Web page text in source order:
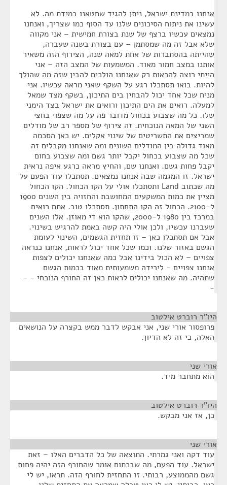
אנחנו במדינת ישראל, ניתן להגיד שחטאנו במידת מה. לא
עשינו את ניתוח הסיכונים שלנו עד הסוף כמו שצריך, ואנחנו
נמצאים עכשיו ברצף של שנת בצורת חמישית – אני מקווה
שלא אבל זה מה שמסתמן – עם בצורת בשנה שעברה,
שהייתה בהסתברות של אחת למאה שנה, הצירוף הזה משאיר
אותנו במצב חמור מאוד. המשמעות של המצב הזה – אני
הייתי רוצה להראות רק שאנחנו הולכים להבין שזה מה שהולך
להיות. בואו תסתכלו רגע על השקף שאני מראה עכשיו. אני
מניח שכל אחד יכול להבחין בים התיכון, בשקף מצד שמאל
למעלה. רואים את הים התיכון ורואים את ישראל בצד הימני
שלו. כל מה שצבוע בכחול מדובר פה על מה שצפוי בחצי
השני של המאה הנוכחית. זה צירוף של מספר רב של מודלים
שמריצים את התשריטים של שינוי אקלים. יש כאן הסכמה
מאוד גדולה בין המודלים השונים ומה שאנחנו מקבלים זה
שכל מה שצבוע בכחול יקבל יותר גשם ומה שצבוע בחום
יקבל פחות גשם. ואנחנו שם, והחיץ מראה כרגע איפה נראית
ישראל. זו המגמה שבה אנחנו נמצאים. תסתכלו עוד הפעם על
מה שכתוב Land ותסתכלו אולי על הקו הכחול. הקו הכחול
מציין את כמות המשקעים המחושבת והחזויה בין השנים 1900
ל-2100. הכחול זה הקו התחתון. תסתכלו טוב. אתם רואים
במרכז בין 1980 ל-2000, שהקו הוא די מאוזן. אלו השנים
שעברנו עכשיו, ולכן אולי היה קשה באמת להרגיש בשינוי.
אבל אם תסתכלו כאן – זו תחזית הגשמים, השינוי לעומת
הגשם באזור שלנו. וכמו שכל אחד יכול לראות, אנחנו כנראה
צפויים – לא הכול בידינו אבל כמה שאנחנו יכולים לצפות
אנחנו צפויים - לירידה משמעותית מאוד בכמות הגשם
שתהיה. מה שאנחנו יכולים לראות כאן זה החורף הנוכחי - -
-
היו"ר רוברט אילטוב
פרופסור אורי שני, אני אבקש לדבר ממש בקצרה על הנושאים
האלה, כי זה לא הדיון.
אורי שני
הוא מתחבר מיד.
היו"ר רוברט אילטוב
כן, אז אני מבקש.
אורי שני
עוד דקה ואני גמרתי. התוצאה של כל הדברים האלו – זאת
ישראל. עוד הפעם, מה שבכתום אומר שהחורף הזה יהיה פחות
גשם מהממוצע, רבותי. זו התחזית לחורף הזה. תראו, יש לי